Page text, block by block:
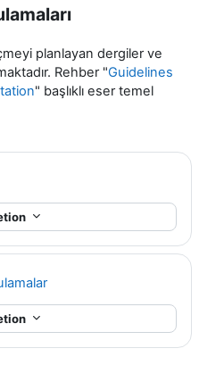
planlayan dergiler ve
Rehber "Guidelines
" başlıklı eser temel
Page